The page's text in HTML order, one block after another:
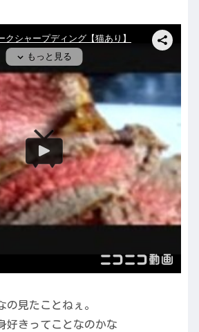
見たことねぇ。
好きってことなのかな